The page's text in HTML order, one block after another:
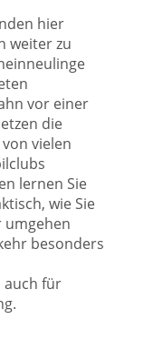
hier
weiter zu
vor einer
die
vielen
lernen Sie
wie Sie
umgehen
besonders
auch für